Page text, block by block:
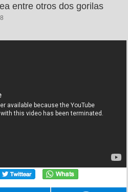
entre otros dos gorilas